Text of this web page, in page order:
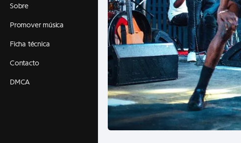
Sobre
Promover música
Ficha técnica
Contacto
DMCA